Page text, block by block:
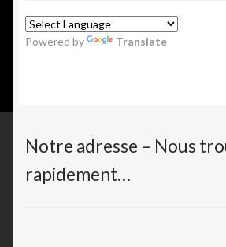
Powered by Translate
Notre adresse – Nous
rapidement…